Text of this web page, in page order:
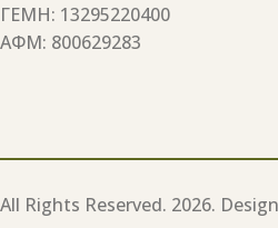
ΓΕΜΗ: 13295220400
ΑΦΜ: 800629283
All Rights Reserved. 2026.